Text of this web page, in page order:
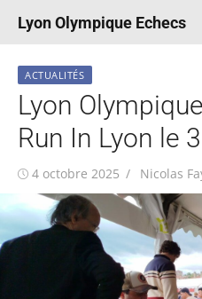
Lyon Olympique Echecs
ACTUALITÉS
Lyon
Run In Lyon le
Publié
4 octobre 2025 Auteur/
Nicolas